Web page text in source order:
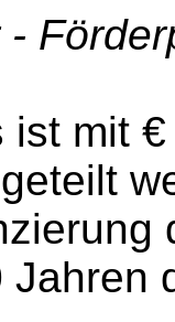
-
ist mit
Jahren